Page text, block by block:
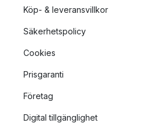
Köp- & leveransvillkor
Säkerhetspolicy
Cookies
Prisgaranti
Företag
Digital tillgänglighet